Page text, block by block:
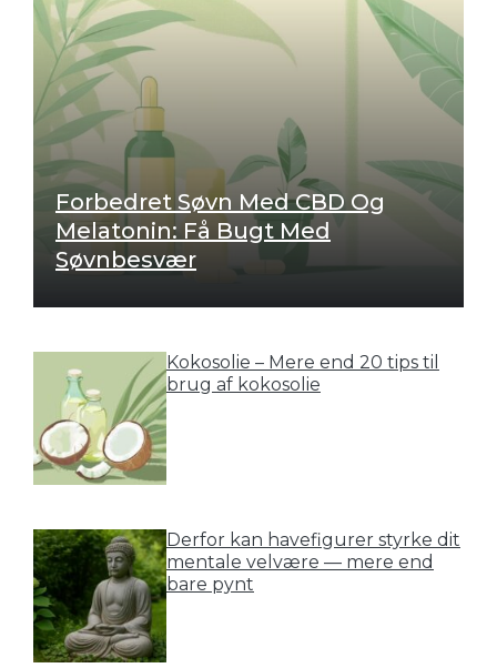
Forbedret Søvn Med CBD Og
Melatonin: Få Bugt Med
Søvnbesvær
Kokosolie – Mere end 20 tips til
brug af kokosolie
Derfor kan havefigurer styrke dit
mentale velvære — mere end
bare pynt